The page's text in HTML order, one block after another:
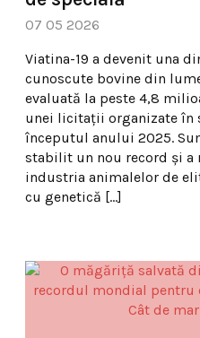
07 05 2026
Viatina-19 a devenit una
cunoscute bovine din
evaluată la peste 4,8
unei licitații organizate în
începutul anului 2025.
stabilit un nou record și a
industria animalelor de
cu genetică […]